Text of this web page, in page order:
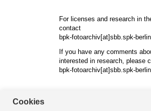
For licenses and research in
contact
bpk-fotoarchiv[at]sbb.spk-
If you have any comments
interested in research, please
bpk-fotoarchiv[at]sbb.spk-
Cookies